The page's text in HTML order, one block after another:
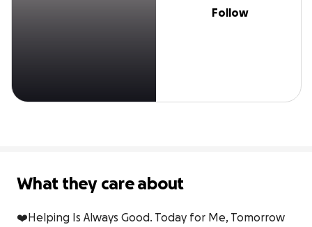
Follow
What they care about
❤️Helping Is Always Good. Today for Me, Tomorrow